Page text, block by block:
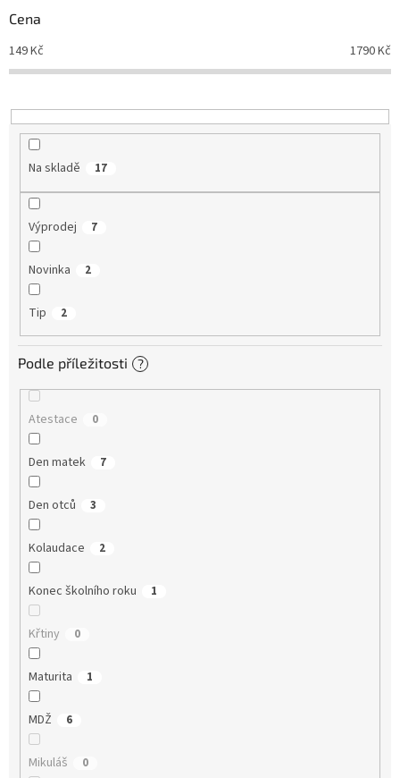
r
o
d
u
t
ů
Cena
149Kč 1790Kč
Na skladě 17
Výprodej 7
Novinka 2
Tip 2
Podle příležitosti ?
Atestace 0
Den matek 7
Den otců 3
Kolaudace 2
Konec školního roku 1
Křtiny 0
Maturita 1
MDŽ 6
Mikuláš 0